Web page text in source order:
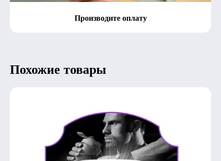
Производите оплату
Похожие товары